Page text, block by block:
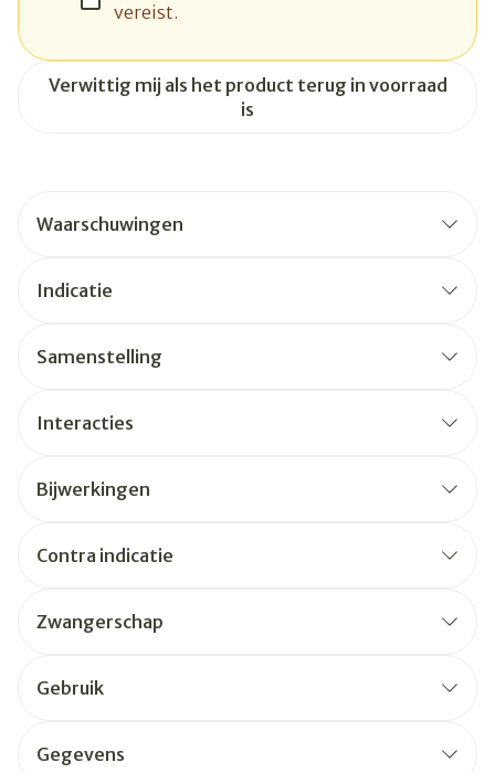
vereist.
Verwittig mij als het product terug in voorraad
is
Waarschuwingen
Indicatie
Samenstelling
Interacties
Bijwerkingen
Contra indicatie
Zwangerschap
Gebruik
Gegevens